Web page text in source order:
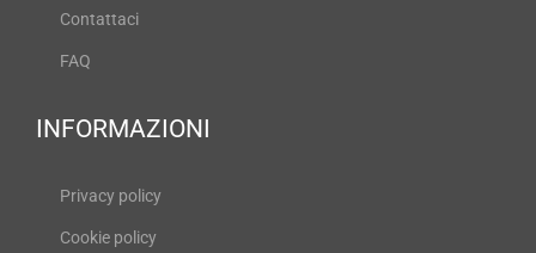
Contattaci
FAQ
INFORMAZIONI
Privacy policy
Cookie policy